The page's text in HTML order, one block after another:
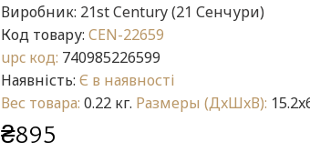
Виробник: 21st Century (21 Сенчури)
Код товару:CEN-22659
upc код: 740985226599
Наявність:Є в наявності
Вес товара: 0.22 кг. Размеры (ДxШxВ):
₴895